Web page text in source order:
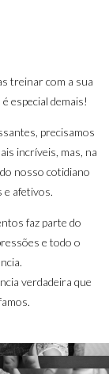
treinar com a sua
especial demais!
precisamos
incríveis, mas, na
nosso cotidiano
afetivos.
faz parte do
e todo o
verdadeira que